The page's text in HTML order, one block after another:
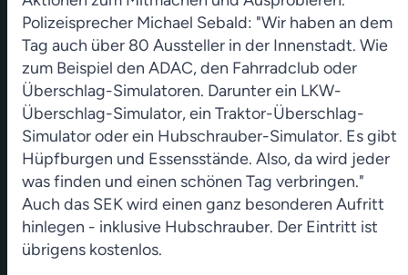
Polizeisprecher Michael Sebald: "Wir haben an dem
Tag auch über 80 Aussteller in der Innenstadt. Wie
zum Beispiel den ADAC, den Fahrradclub oder
Überschlag-Simulatoren. Darunter ein LKW-
Überschlag-Simulator, ein Traktor-Überschlag-
Simulator oder ein Hubschrauber-Simulator. Es gibt
Hüpfburgen und Essensstände. Also, da wird jeder
was finden und einen schönen Tag verbringen."
Auch das SEK wird einen ganz besonderen Aufritt
hinlegen - inklusive Hubschrauber. Der Eintritt ist
übrigens kostenlos.